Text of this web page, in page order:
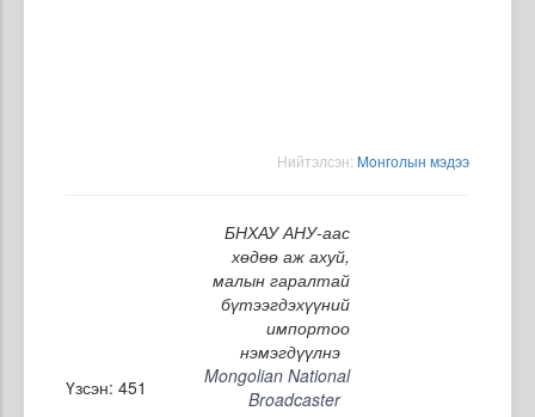
Нийтэлсэн: Moнголын мэдээ
БНХАУ АНУ-аас
хөдөө аж ахуй,
малын гаралтай
бүтээгдэхүүний
импортоо
нэмэгдүүлнэ
Үзсэн: 451
Mongolian National
Broadcaster